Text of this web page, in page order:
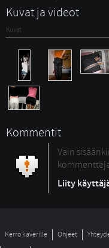
Kuvat ja videot
Kuvat
Kommentit
Vain
Liity
Kerro kaverille Ohjeet